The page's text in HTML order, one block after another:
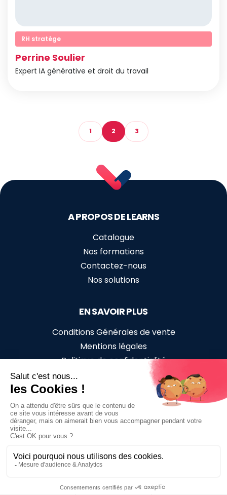
RH stratège
Perrine Soulier
Expert IA générative et droit du travail
1 2 3
A PROPOS DE LEARNS
Catalogue
Nos formations
Contactez-nous
Nos solutions
EN SAVOIR PLUS
Conditions Générales de vente
Mentions légales
Politique de confidentialité
Accessibilité en situation de handicap
SUIVEZ-NOUS